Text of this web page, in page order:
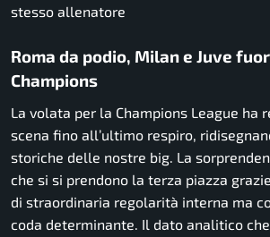
stesso allenatore
Roma da podio, Milan e Juve
Champions
La volata per la Champions League ha
scena fino all’ultimo respiro,
storiche delle nostre big. La
che si si prendono la terza piazza
di straordinaria regolarità interna ma
coda determinante. Il dato analitico